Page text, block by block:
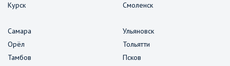
Курск
Смоленск
Самара
Орёл
Тамбов
Ульяновск
Тольятти
Псков